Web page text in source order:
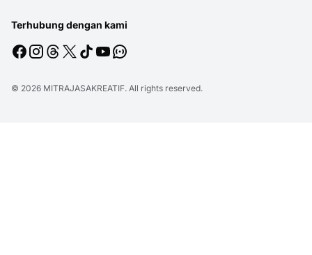
Terhubung dengan kami
© 2026 MITRAJASAKREATIF. All rights reserved.